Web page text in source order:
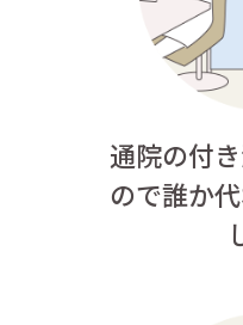
通院の付
ので誰か